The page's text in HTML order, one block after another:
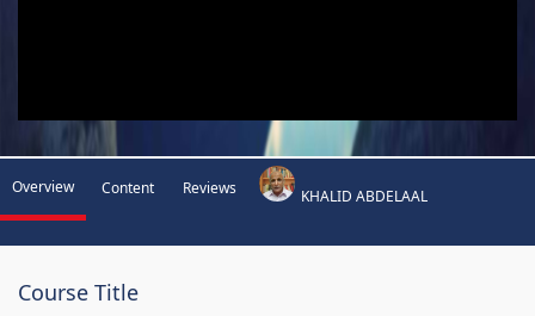
Overview Content Reviews KHALID ABDELAAL
Course Title